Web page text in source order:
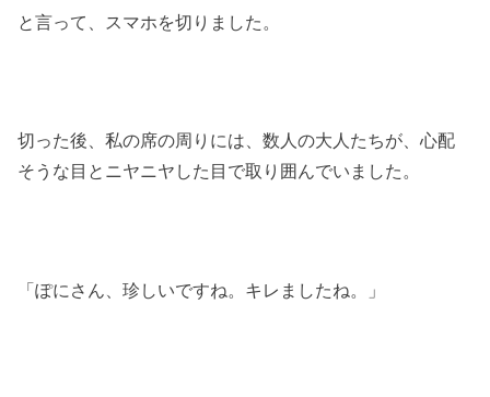
と言って、スマホを切りました。
切った後、私の席の周りには、数人の大人たちが、心配
そうな目とニヤニヤした目で取り囲んでいました。
「ぽにさん、珍しいですね。キレましたね。」